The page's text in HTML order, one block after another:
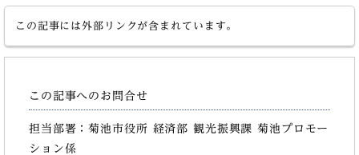
この記事には外部リンクが含まれています。
この記事へのお問合せ
担当部署：菊池市役所 経済部 観光振興課 菊池プロモー
ション係